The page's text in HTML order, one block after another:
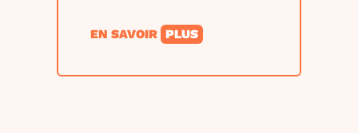
EN SAVOIR PLUS